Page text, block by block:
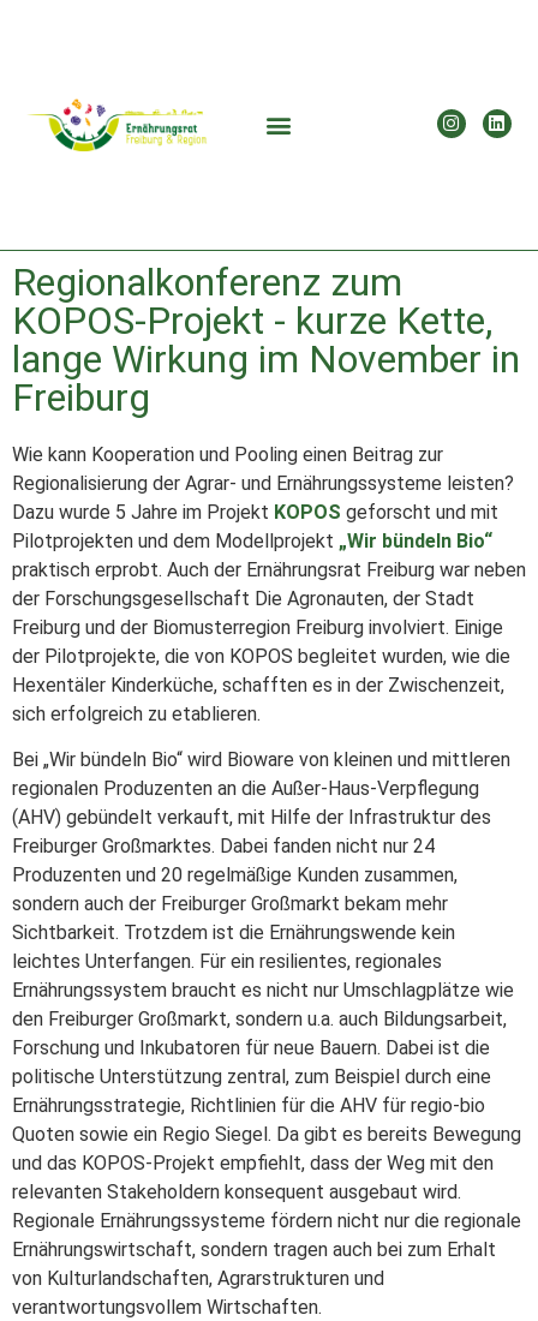
Regionalkonferenz zum
KOPOS-Projekt - kurze Kette,
lange Wirkung im November in
Freiburg
Wie kann Kooperation und Pooling einen Beitrag zur
Regionalisierung der Agrar- und Ernährungssysteme leisten?
Dazu wurde 5 Jahre im Projekt KOPOS geforscht und mit
Pilotprojekten und dem Modellprojekt „Wir bündeln Bio“
praktisch erprobt. Auch der Ernährungsrat Freiburg war neben
der Forschungsgesellschaft Die Agronauten, der Stadt
Freiburg und der Biomusterregion Freiburg involviert. Einige
der Pilotprojekte, die von KOPOS begleitet wurden, wie die
Hexentäler Kinderküche, schafften es in der Zwischenzeit,
sich erfolgreich zu etablieren.
Bei „Wir bündeln Bio“ wird Bioware von kleinen und mittleren
regionalen Produzenten an die Außer-Haus-Verpflegung
(AHV) gebündelt verkauft, mit Hilfe der Infrastruktur des
Freiburger Großmarktes. Dabei fanden nicht nur 24
Produzenten und 20 regelmäßige Kunden zusammen,
sondern auch der Freiburger Großmarkt bekam mehr
Sichtbarkeit. Trotzdem ist die Ernährungswende kein
leichtes Unterfangen. Für ein resilientes, regionales
Ernährungssystem braucht es nicht nur Umschlagplätze wie
den Freiburger Großmarkt, sondern u.a. auch Bildungsarbeit,
Forschung und Inkubatoren für neue Bauern. Dabei ist die
politische Unterstützung zentral, zum Beispiel durch eine
Ernährungsstrategie, Richtlinien für die AHV für regio-bio
Quoten sowie ein Regio Siegel. Da gibt es bereits Bewegung
und das KOPOS-Projekt empfiehlt, dass der Weg mit den
relevanten Stakeholdern konsequent ausgebaut wird.
Regionale Ernährungssysteme fördern nicht nur die regionale
Ernährungswirtschaft, sondern tragen auch bei zum Erhalt
von Kulturlandschaften, Agrarstrukturen und
verantwortungsvollem Wirtschaften.